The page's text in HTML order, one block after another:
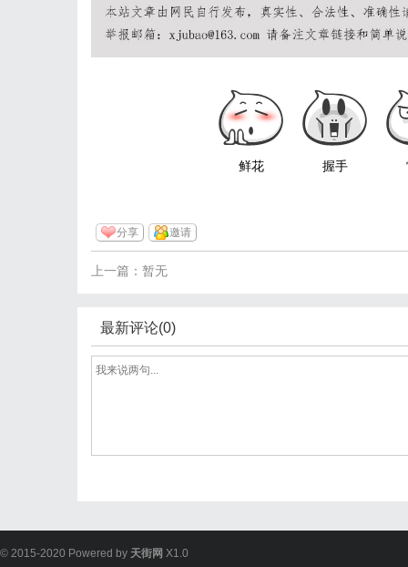
鲜花 握手
分享 邀请
上一篇：暂无
最新评论(0)
© 2015-2020 Powered by 天街网 X1.0